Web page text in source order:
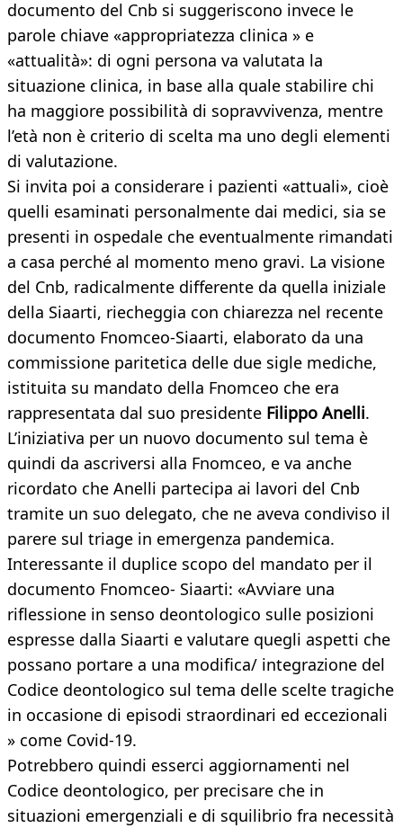
documento del Cnb si suggeriscono invece le
parole chiave «appropriatezza clinica » e
«attualità»: di ogni persona va valutata la
situazione clinica, in base alla quale stabilire chi
ha maggiore possibilità di sopravvivenza, mentre
l’età non è criterio di scelta ma uno degli elementi
di valutazione.
Si invita poi a considerare i pazienti «attuali», cioè
quelli esaminati personalmente dai medici, sia se
presenti in ospedale che eventualmente rimandati
a casa perché al momento meno gravi. La visione
del Cnb, radicalmente differente da quella iniziale
della Siaarti, riecheggia con chiarezza nel recente
documento Fnomceo-Siaarti, elaborato da una
commissione paritetica delle due sigle mediche,
istituita su mandato della Fnomceo che era
rappresentata dal suo presidente Filippo Anelli.
L’iniziativa per un nuovo documento sul tema è
quindi da ascriversi alla Fnomceo, e va anche
ricordato che Anelli partecipa ai lavori del Cnb
tramite un suo delegato, che ne aveva condiviso il
parere sul triage in emergenza pandemica.
Interessante il duplice scopo del mandato per il
documento Fnomceo- Siaarti: «Avviare una
riflessione in senso deontologico sulle posizioni
espresse dalla Siaarti e valutare quegli aspetti che
possano portare a una modifica/ integrazione del
Codice deontologico sul tema delle scelte tragiche
in occasione di episodi straordinari ed eccezionali
» come Covid-19.
Potrebbero quindi esserci aggiornamenti nel
Codice deontologico, per precisare che in
situazioni emergenziali e di squilibrio fra necessità